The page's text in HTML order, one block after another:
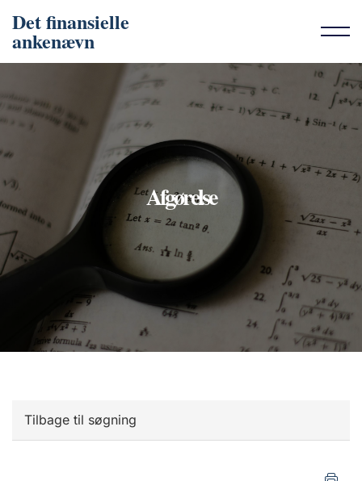
Det finansielle
ankenævn
Afgørelse
Tilbage til søgning